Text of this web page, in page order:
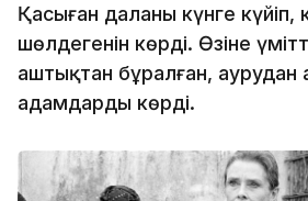
Қаңсыған даланың күнге күйіп,
шөлдегенін көрді. Өзіне
аштықтан бұралған, аурудан
адамдарды көрді.